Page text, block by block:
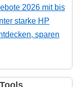
2026 mit bis
starke HP
sparen